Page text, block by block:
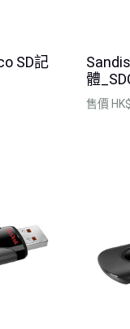
SD記
體
售價